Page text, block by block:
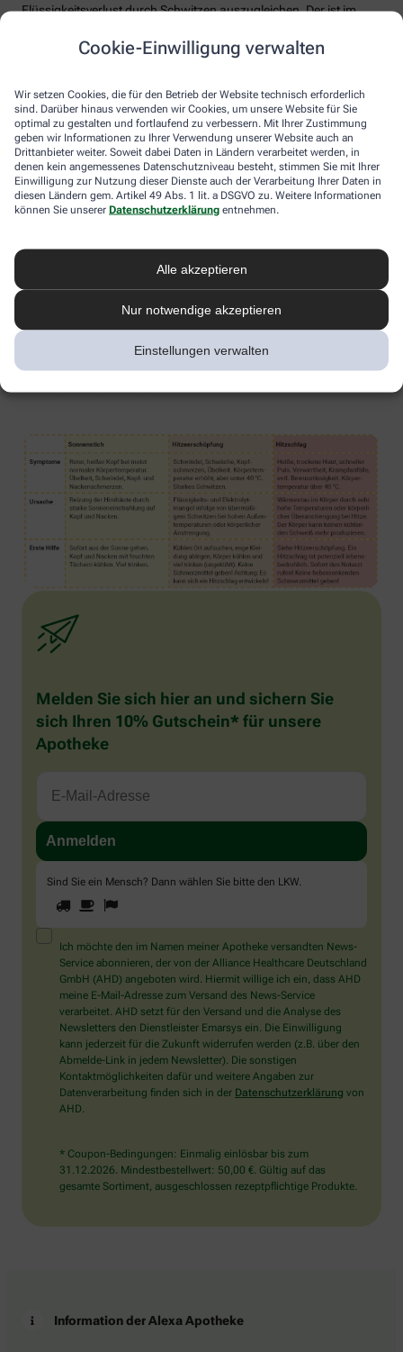
Cookie-Einwilligung verwalten
Wir setzen Cookies, die für den Betrieb der Website technisch erforderlich
sind. Darüber hinaus verwenden wir Cookies, um unsere Website für Sie
optimal zu gestalten und fortlaufend zu verbessern. Mit Ihrer Zustimmung
geben wir Informationen zu Ihrer Verwendung unserer Website auch an
Drittanbieter weiter. Soweit dabei Daten in Ländern verarbeitet werden, in
denen kein angemessenes Datenschutzniveau besteht, stimmen Sie mit Ihrer
Einwilligung zur Nutzung dieser Dienste auch der Verarbeitung Ihrer Daten in
diesen Ländern gem. Artikel 49 Abs. 1 lit. a DSGVO zu. Weitere Informationen
können Sie unserer Datenschutzerklärung entnehmen.
Alle akzeptieren
Nur notwendige akzeptieren
Einstellungen verwalten
Flüssigkeitsverlust durch Schwitzen auszugleichen. Der ist im
Temperaturen. Trinken wir zu wenig, sind Kopfschmerzen und
Konzentrationsprobleme meist die Folge.
Weniger bekannt ist, dass ein Flüssigkeitsmangel auch anderen
Organen zusetzt. So kann Hitzestress auch ernsthaft die Nieren
schädigen – und zwar nachhaltig und auch bei gesunden
Menschen. Als Faustregel gilt: Zwei bis drei Liter täglich sollten es
sein. Die besten Durstlöscher: Mineralwasser, ungesüßte Kräuter-
und Früchtetees oder verdünnte Säfte. Auch wasserreiches Obst
und Gemüse wie Melonen, Gurken oder Tomaten kann
Flüssigkeitsverluste ausgleichen. Bei Herz-Kreislauf- oder
besprechen.
Sonnenstich, Hitzeerschöpfung und
Hitzschlag: Was ist das eigentlich?
Grad oder einfach nur die drückende Hitze in der Stadt:
Hitzeerkrankungen können mitunter lebensbedrohlich sein.
Melden Sie sich hier an und sichern Sie
sich Ihren 10% Gutschein* für unsere
Apotheke
Sind Sie ein Mensch? Dann wählen Sie bitte den LKW
Sie
ein
Mensch?
Dann
wählen
Sie
bitte
den
LKW.
1 2
Ich möchte den im Namen meiner Apotheke versandten News-
Service abonnieren, der von der Alliance Healthcare Deutschland
GmbH (AHD) angeboten wird. Hiermit willige ich ein, dass AHD
meine E-Mail-Adresse zum Versand des News-Service
verarbeitet. AHD setzt für den Versand und die Analyse des
Newsletters den Dienstleister Emarsys ein. Die Einwilligung
kann jederzeit für die Zukunft widerrufen werden (z.B. über den
Abmelde-Link in jedem Newsletter). Die sonstigen
Kontaktmöglichkeiten dafür und weitere Angaben zur
Datenverarbeitung finden sich in der Datenschutzerklärung von
AHD.
* Coupon-Bedingungen: Einmalig einlösbar bis zum
31.12.2026. Mindestbestellwert: 50,00 €. Gültig auf das
gesamte Sortiment, ausgeschlossen rezeptpflichtige Produkte.
Information der Alexa Apotheke